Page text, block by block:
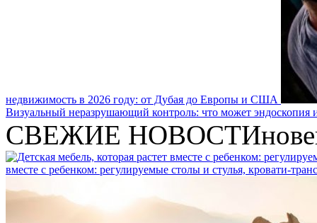
недвижимость в 2026 году: от Дубая до Европы и США
Визуальный неразрушающий контроль: что может эндоскопия
СВЕЖИЕ НОВОСТИ
вместе с ребенком: регулируемые столы и стулья, кровати-